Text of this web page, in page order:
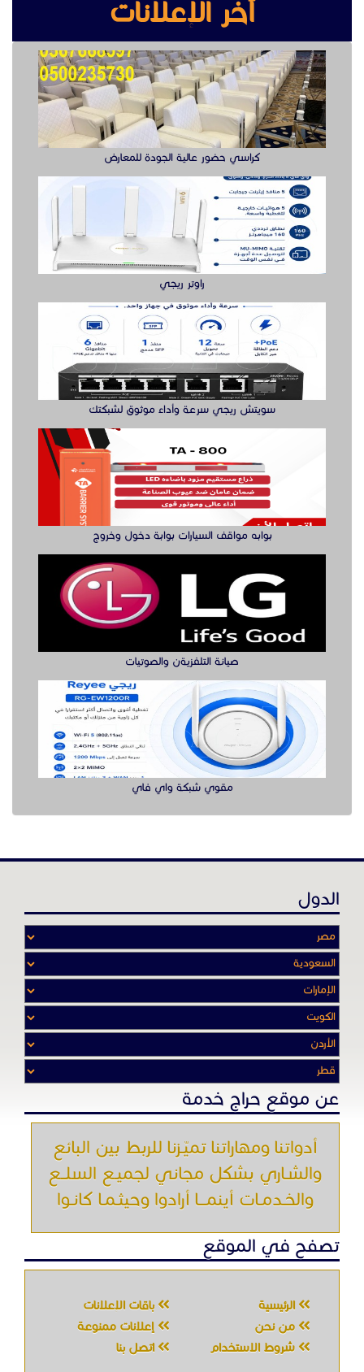
راوتر ريجي
سويتش ريجي سرعة وأداء موثوق لشبكتك
بوابه مواقف السيارات بوابة دخول وخروج
صيانة التلفزيةن والصوتيات
مقوي شبكة واي فاي
الدول
عن موقع حراج خدمة
أدواتنا ومهاراتنا تميّـزنا للربط بين البائع
والشـاري بشكل مجاني لجميـع السلــع
والخـدمـات أينمـــا أرادوا وحيثـمـا كانـوا
تصفح في الموقع
الرئيسية
شروط الاستخدام
اتصل بنا